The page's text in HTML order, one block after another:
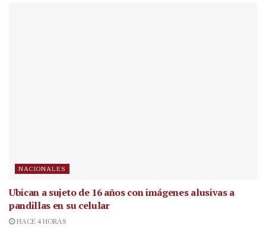
NACIONALES
Ubican a sujeto de 16 años con imágenes alusivas a
pandillas en su celular
HACE 4 HORAS